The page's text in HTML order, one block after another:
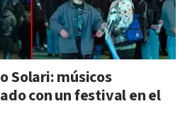
Solari: músicos
con un festival en el